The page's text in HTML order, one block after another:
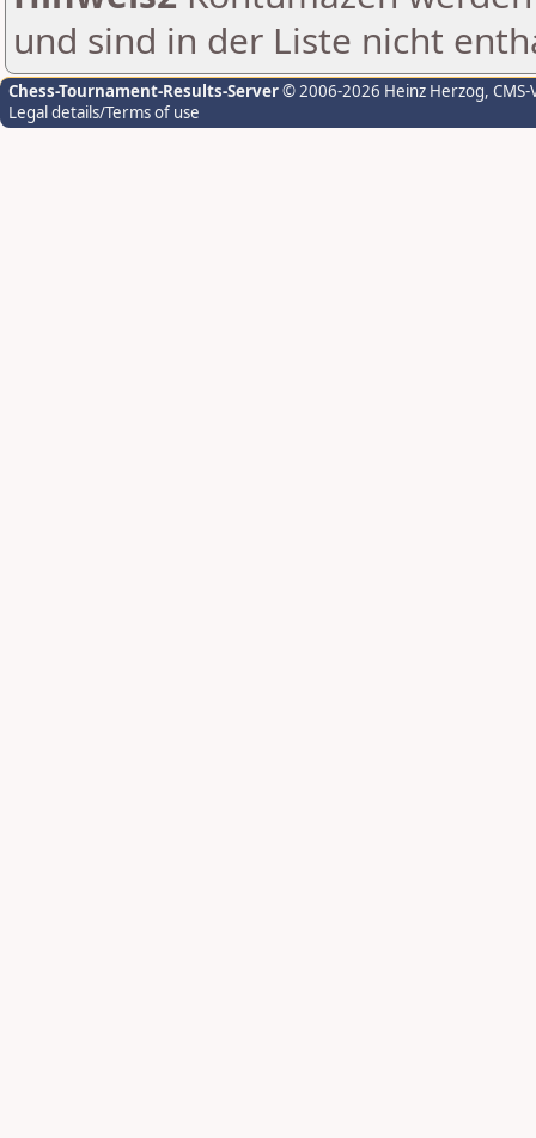
und sind in der Liste nicht
Chess-Tournament-Results-Server© 2006-2026 Heinz Herzog,
Legal details/Terms of use